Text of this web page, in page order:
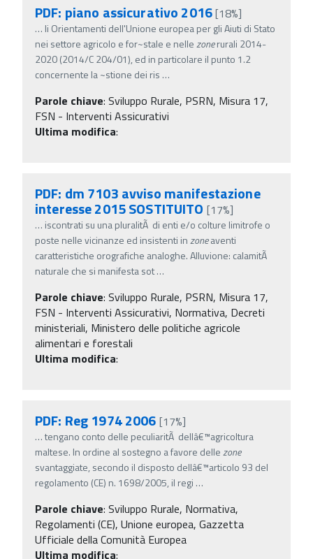
PDF: piano assicurativo 2016[18%]
… li Orientamenti dell'Unione europea per gli Aiuti di Stato
nei settore agricolo e for~stale e nellezonerurali 2014-
2020 (2014/C 204/01), ed in particolare il punto 1.2
concernente la ~stione dei ris …
Parole chiave: Sviluppo Rurale, PSRN, Misura 17,
FSN - Interventi Assicurativi
Ultima modifica:
PDF: dm 7103 avviso manifestazione
interesse 2015 SOSTITUITO [17%]
… iscontrati su una pluralitÃ di enti e/o colture limitrofe o
poste nelle vicinanze ed insistenti inzoneaventi
caratteristiche orografiche analoghe. Alluvione: calamitÃ
naturale che si manifesta sot…
Parole chiave: Sviluppo Rurale, PSRN, Misura 17,
FSN - Interventi Assicurativi, Normativa, Decreti
ministeriali, Ministero delle politiche agricole
alimentari e forestali
Ultima modifica:
PDF: Reg 1974 2006 [17%]
…tengano conto delle peculiaritÃ dellâ€™agricoltura
maltese. In ordine al sostegno a favore dellezone
svantaggiate, secondo il disposto dellâ€™articolo 93 del
regolamento (CE) n. 1698/2005, il regi …
Parole chiave: Sviluppo Rurale, Normativa,
Regolamenti (CE), Unione europea, Gazzetta
Ufficiale della Comunità Europea
Ultima modifica: